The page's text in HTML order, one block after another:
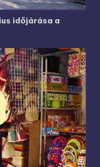
időjárása a